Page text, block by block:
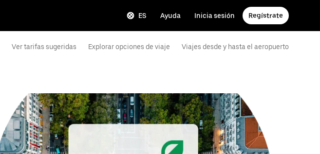
ES Ayuda Inicia sesión Regístrate
Ver tarifas sugeridas Explorar opciones de viaje Viajes desde y hasta el aeropuerto